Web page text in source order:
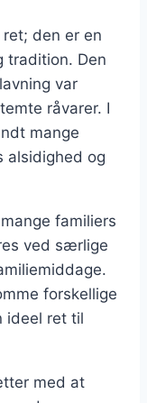
den er en
tradition. Den
var
råvarer. I
mange
og
familiers
ved særlige
forskellige
ideel ret til
med at